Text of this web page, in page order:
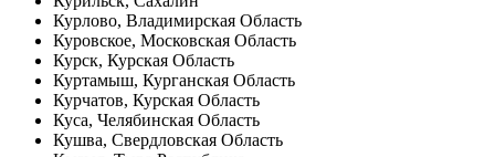
Курлово, Владимирская Область
Куровское, Московская Область
Курск, Курская Область
Куртамыш, Курганская Область
Курчатов, Курская Область
Куса, Челябинская Область
Кушва, Свердловская Область